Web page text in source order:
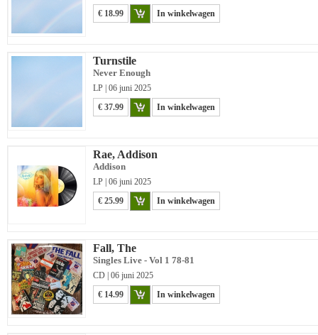
€ 18.99
In winkelwagen
Turnstile
Never Enough
LP | 06 juni 2025
€ 37.99
In winkelwagen
Rae, Addison
Addison
LP | 06 juni 2025
€ 25.99
In winkelwagen
Fall, The
Singles Live - Vol 1 78-81
CD | 06 juni 2025
€ 14.99
In winkelwagen